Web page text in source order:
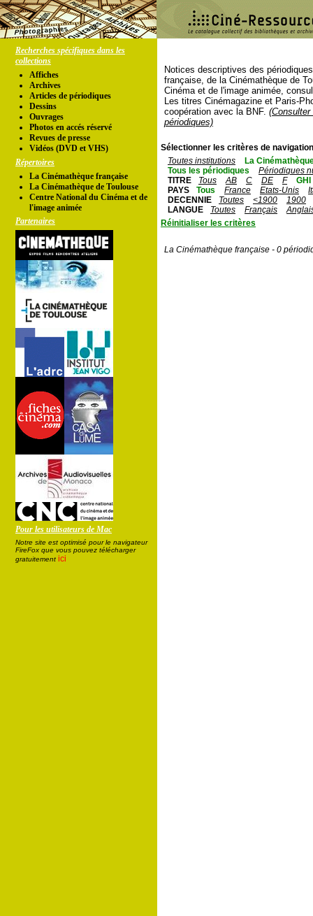
Recherches spécifiques dans les
collections
Affiches
Archives
Articles de périodiques
Dessins
Ouvrages
Photos en accés réservé
Revues de presse
Vidéos (DVD et VHS)
Répertoires
La Cinémathèque française
La Cinémathèque de Toulouse
Centre National du Cinéma et de
l'image animée
Partenaires
Pour les utilisateurs de Mac
Notre site est optimisé pour le navigateur
FireFox que vous pouvez télécharger
gratuitement ici
Notices descriptives des
française, de la Cinémathèque de
Cinéma et de l'image animée,
Les titres Cinémagazine et Paris-
coopération avec la BNF.
périodiques)
Sélectionner les critères de
Toutes institutions
La
Tous les périodiques
Périodiques
TITRE
Tous AB C DE F
GHI
PAYS
Tous France Etats-Unis
DECENNIE
Toutes <1900
1900
LANGUE
Toutes Français
Réinitialiser les critères
La Cinémathèque française - 0